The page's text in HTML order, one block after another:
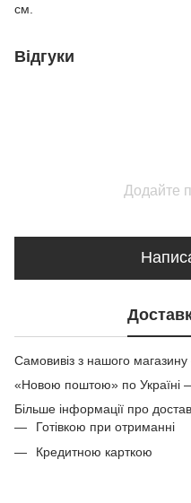
см.
Відгуки
Додайте
Самовивіз з нашого
«Новою поштою» по Україні
Більше інформації про
Готівкою при отриманні
Кредитною карткою